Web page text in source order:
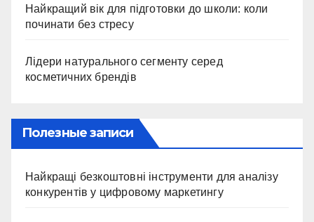
Найкращий вік для підготовки до школи: коли
починати без стресу
Лідери натурального сегменту серед
косметичних брендів
Полезные записи
Найкращі безкоштовні інструменти для аналізу
конкурентів у цифровому маркетингу